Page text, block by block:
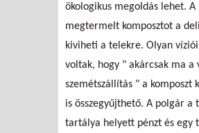
ökologikus megoldás lehet. A
megtermelt komposztot a
kiviheti a telekre. Olyan
voltak, hogy " akárcsak ma a
szemétszállítás " a komposzt
is összegyűjthető. A polgár a
tartálya helyett pénzt és egy